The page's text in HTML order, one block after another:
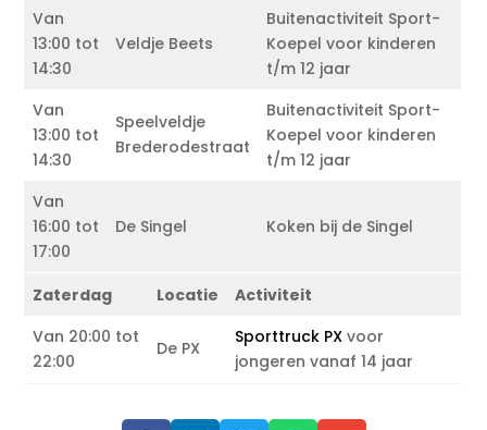
Van
13:00 tot
14:30
Veldje Beets
Buitenactiviteit Sport-
Koepel voor kinderen
t/m 12 jaar
Van
13:00 tot
14:30
Speelveldje
Brederodestraat
Buitenactiviteit Sport-
Koepel voor kinderen
t/m 12 jaar
Van
16:00 tot
17:00
De Singel Koken bij de Singel
Zaterdag Locatie
Activiteit
Van 20:00 tot
22:00
De PX
Sporttruck PX voor
jongeren vanaf 14 jaar